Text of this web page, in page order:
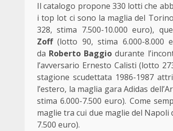
Il catalogo propone 330 lotti che
i top lot ci sono la maglia del
328, stima 7.500-10.000 euro),
Zoff(lotto 90, stima 6.000-8.000
da Roberto Baggio durante
l’avversario Ernesto Calisti (lotto
stagione scudettata 1986-1987
l’estero, la maglia gara Adidas
stima 6.000-7.500 euro). Come
maglie tra cui due maglie del Napoli
7.500 euro).